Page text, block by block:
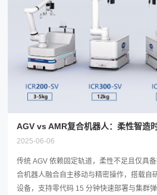
AGV vs AMR复合机器人：柔性智造
2025-06-06
传统 AGV 依赖固定轨道，柔性不足且仅具
合机器人融合自主移动与精密操作，搭载自
设备，支持零代码 15 分钟快速部署与集群